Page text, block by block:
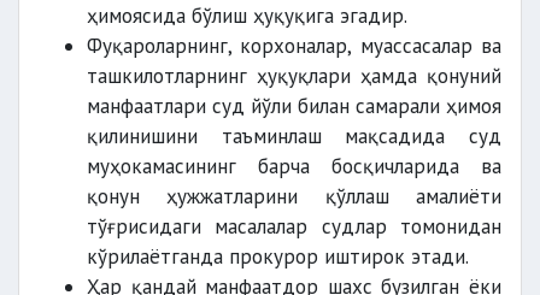
ҳимоясида бўлиш ҳуқуқига эгадир.
Фуқароларнинг, корхоналар, муассасалар ва
ташкилотларнинг ҳуқуқлари ҳамда қонуний
манфаатлари суд йўли билан самарали ҳимоя
қилинишини таъминлаш мақсадида суд
муҳокамасининг барча босқичларида ва
қонун ҳужжатларини қўллаш амалиёти
тўғрисидаги масалалар судлар томонидан
кўрилаётганда прокурор иштирок этади.
Ҳар қандай манфаатдор шахс бузилган ёки